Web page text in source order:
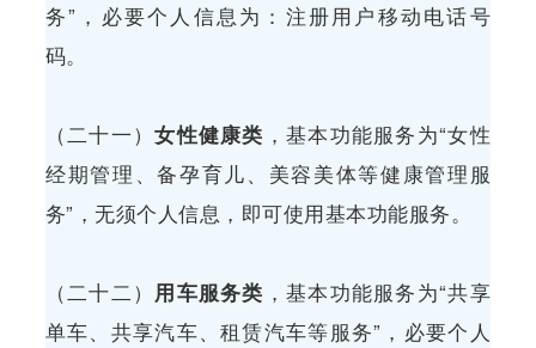
务”，必要个人信息为：注册用户移动电话号
码。
（二十一）女性健康类 ，基本功能服务为“女性
经期管理、备孕育儿、美容美体等健康管理服
务”，无须个人信息，即可使用基本功能服务。
（二十二） 用车服务类 ，基本功能服务为“共享
单车、共享汽车、租赁汽车等服务”，必要个人